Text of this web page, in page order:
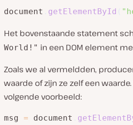
document getElementById
Het bovenstaande statement
World!" in een DOM element
Zoals we al vermeldden,
waarde of zijn ze zelf een
volgende voorbeeld:
msg = document